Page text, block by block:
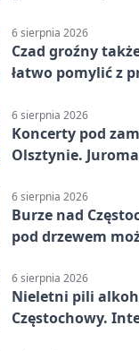
6 sierpnia 2026
Czad groźny
łatwo pomylić z
6 sierpnia 2026
Koncerty pod
Olsztynie.
6 sierpnia 2026
Burze nad
pod drzewem
6 sierpnia 2026
Nieletni pili
Częstochowy.